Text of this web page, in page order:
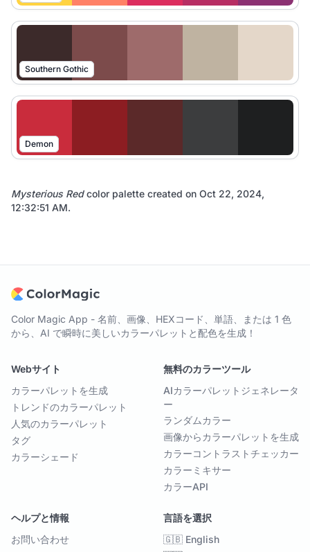
Southern Gothic
Demon
Mysterious Redcolor palette created on Oct 22, 2024,
12:32:51 AM.
Color Magic App - 名前、画像、HEXコード、単語、または 1 色
から、AI で瞬時に美しいカラーパレットと配色を生成！
Webサイト
カラーパレットを生成
トレンドのカラーパレット
人気のカラーパレット
タグ
カラーシェード
無料のカラーツール
AIカラーパレットジェネレータ
ー
ランダムカラー
画像からカラーパレットを生成
カラーコントラストチェッカー
カラーミキサー
カラーAPI
ヘルプと情報
お問い合わせ
言語を選択
🇬🇧 English